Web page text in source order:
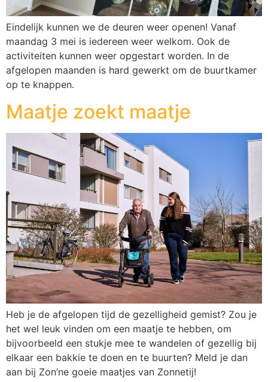
Eindelijk kunnen we de deuren weer openen! Vanaf
maandag 3 mei is iedereen weer welkom. Ook de
activiteiten kunnen weer opgestart worden. In de
afgelopen maanden is hard gewerkt om de buurtkamer
op te knappen.
Maatje zoekt maatje
Heb je de afgelopen tijd de gezelligheid gemist? Zou je
het wel leuk vinden om een maatje te hebben, om
bijvoorbeeld een stukje mee te wandelen of gezellig bij
elkaar een bakkie te doen en te buurten? Meld je dan
aan bij Zon’ne goeie maatjes van Zonnetij!